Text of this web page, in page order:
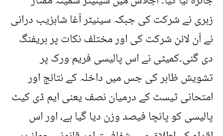
زہری نے شرکت کی جبکہ سینیٹر آغا شاہزیب درانی
نے آن لائن شرکت کی اور مختلف نکات پر بریفنگ
دی گئی۔کمیٹی نے اس پالیسی فریم ورک پر
تشویش ظاہر کی جس میں داخلہ کے نتائج اور
امتحانی ٹیسٹ کے درمیان نصف یعنی ایم ڈی کیٹ
پالیسی کو پانچا فیصد وزن دیا گیا ہے، اور اس